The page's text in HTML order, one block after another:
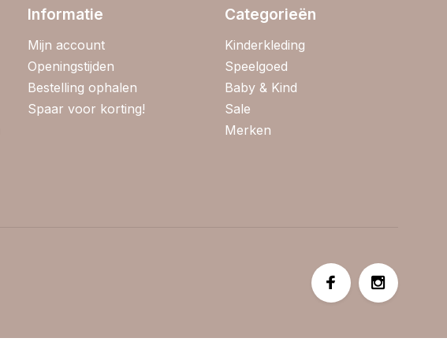
Informatie
Mijn account
Openingstijden
Bestelling ophalen
Spaar voor korting!
Categorieën
Kinderkleding
Speelgoed
Baby & Kind
Sale
Merken